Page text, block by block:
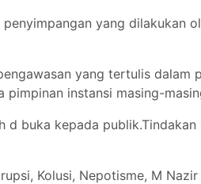
yang dilakukan
yang tertulis dalam
instansi masing-
buka kepada
Kolusi, Nepotisme, M